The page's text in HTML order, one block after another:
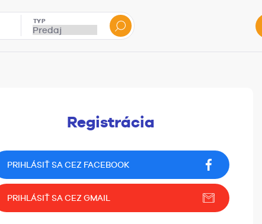
TYP
Registrácia
PRIHLÁSIŤ SA CEZ FACEBOOK
PRIHLÁSIŤ SA CEZ GMAIL